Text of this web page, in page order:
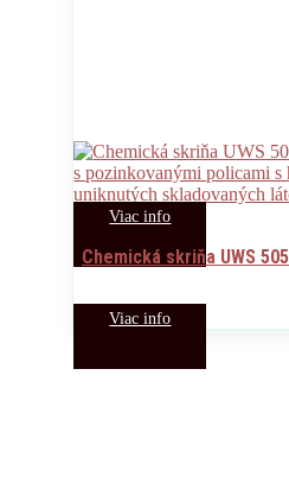
Viac info
Chemická skriňa UWS 505
Viac info